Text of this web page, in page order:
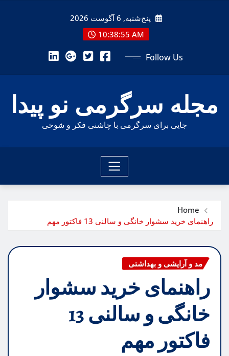
پنج‌شنبه, 6 آگوست 2026
10:38:56 AM
Follow Us
مجله سرگرمی نو پیدا
جایی برای سرگرمی با چاشنی فکر و شوخی
Home
راهنمای خرید سشوار خانگی و سالنی 13 فاکتور مهم
مد و آرایشی و بهداشتی
راهنمای خرید سشوار
خانگی و سالنی 13
فاکتور مهم